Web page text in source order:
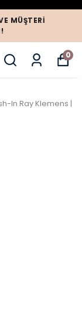
MÜŞTERI
0
In Ray Klemens |